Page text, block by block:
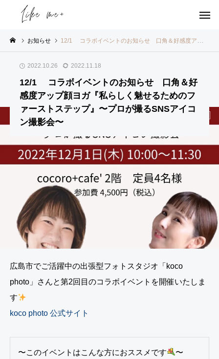
について
勢
善
&
筋
ト
レ
ー
ン
グ
レ
ン
関係
H
K
ジ
オ
ひ
ろ
し
コ
イ
じ
出
演
について
継
力
な
♡
の裏側
9/
広
島
テ
レ
ビ
に
Li
k
m
e
し
ま
お知らせ 12/1 コラボイベントのお知らせ 口角＆好感度アップ顔ヨガ『私らしく魅せるためのファーストステップ』〜プロが撮るSNSアイコン撮影会〜
2022.10.26 2022.11.18
12/1 コラボイベントのお知らせ 口角＆好
感度アップ顔ヨガ『私らしく魅せるためのフ
ァーストステップ』〜プロが撮るSNSアイコ
ン撮影会〜
広島市でご活躍中の出張型フォトスタジオ「koco
photo」さんと第2回目のコラボイベントを開催いたしま
す
koco photo 公式サイト
〜このイベントはこんな方におススメです
〜